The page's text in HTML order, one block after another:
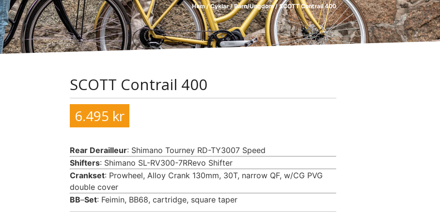
Hem/Cyklar/Barn/Ungdom/ SCOTT Contrail 400
SCOTT Contrail 400
6.495 kr
Rear Derailleur: Shimano Tourney RD-TY3007 Speed
Shifters: Shimano SL-RV300-7RRevo Shifter
Crankset: Prowheel, Alloy Crank 130mm, 30T, narrow QF, w/CG PVG
double cover
BB–Set: Feimin, BB68, cartridge, square taper